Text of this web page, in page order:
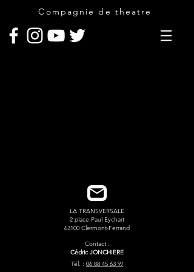
Compagnie de theatre
LA TRANSVERSALE
2 place Paul Eychart
63100 Clermont-Ferrand
Contact :
Cédric JONCHIERE
Tél. : 06 88 45 63 97